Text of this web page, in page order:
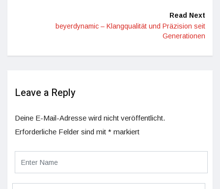
Read Next
beyerdynamic – Klangqualität und Präzision seit
Generationen
Leave a Reply
Deine E-Mail-Adresse wird nicht veröffentlicht.
Erforderliche Felder sind mit * markiert